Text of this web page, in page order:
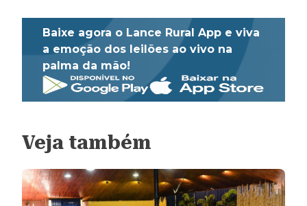
Baixe agora o Lance Rural App e viva
a emoção dos leilões ao vivo na
palma da mão!
Veja também